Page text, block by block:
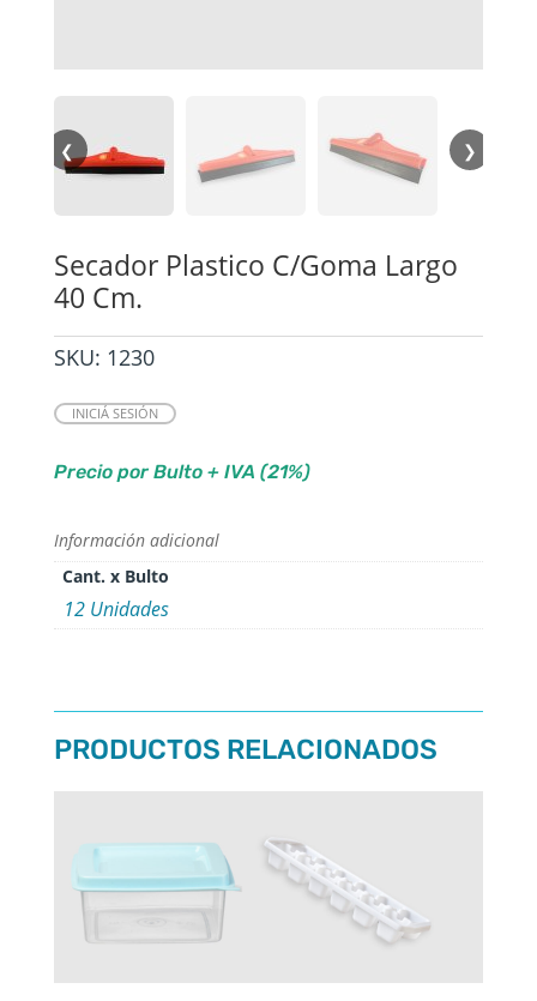
❮ ❯
Secador Plastico C/Goma Largo
40 Cm.
SKU: 1230
INICIÁ SESIÓN
Precio por Bulto + IVA (21%)
Información adicional
Cant. x Bulto
12 Unidades
PRODUCTOS RELACIONADOS